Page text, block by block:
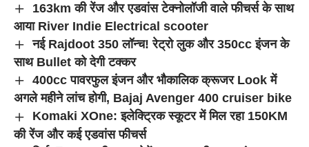
163km की रेंज और एडवांस टेक्नोलॉजी वाले फीचर्स के साथ
आया River Indie Electrical scooter
नई Rajdoot 350 लॉन्च! रेट्रो लुक और 350cc इंजन के
साथ Bullet को देगी टक्कर
400cc पावरफुल इंजन और भौकालिक क्रूजर Look में
अगले महीने लांच होगी, Bajaj Avenger 400 cruiser bike
Komaki XOne: इलेक्ट्रिक स्कूटर में मिल रहा 150KM
की रेंज और कई एडवांस फीचर्स